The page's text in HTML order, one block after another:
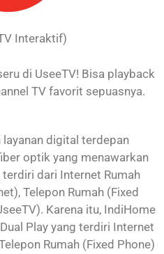
Interaktif)
di UseeTV! Bisa playback
TV favorit sepuasnya.
digital terdepan
optik yang menawarkan
terdiri dari Internet Rumah
Telepon Rumah (Fixed
Karena itu, IndiHome
Play yang terdiri Internet
Rumah (Fixed Phone)